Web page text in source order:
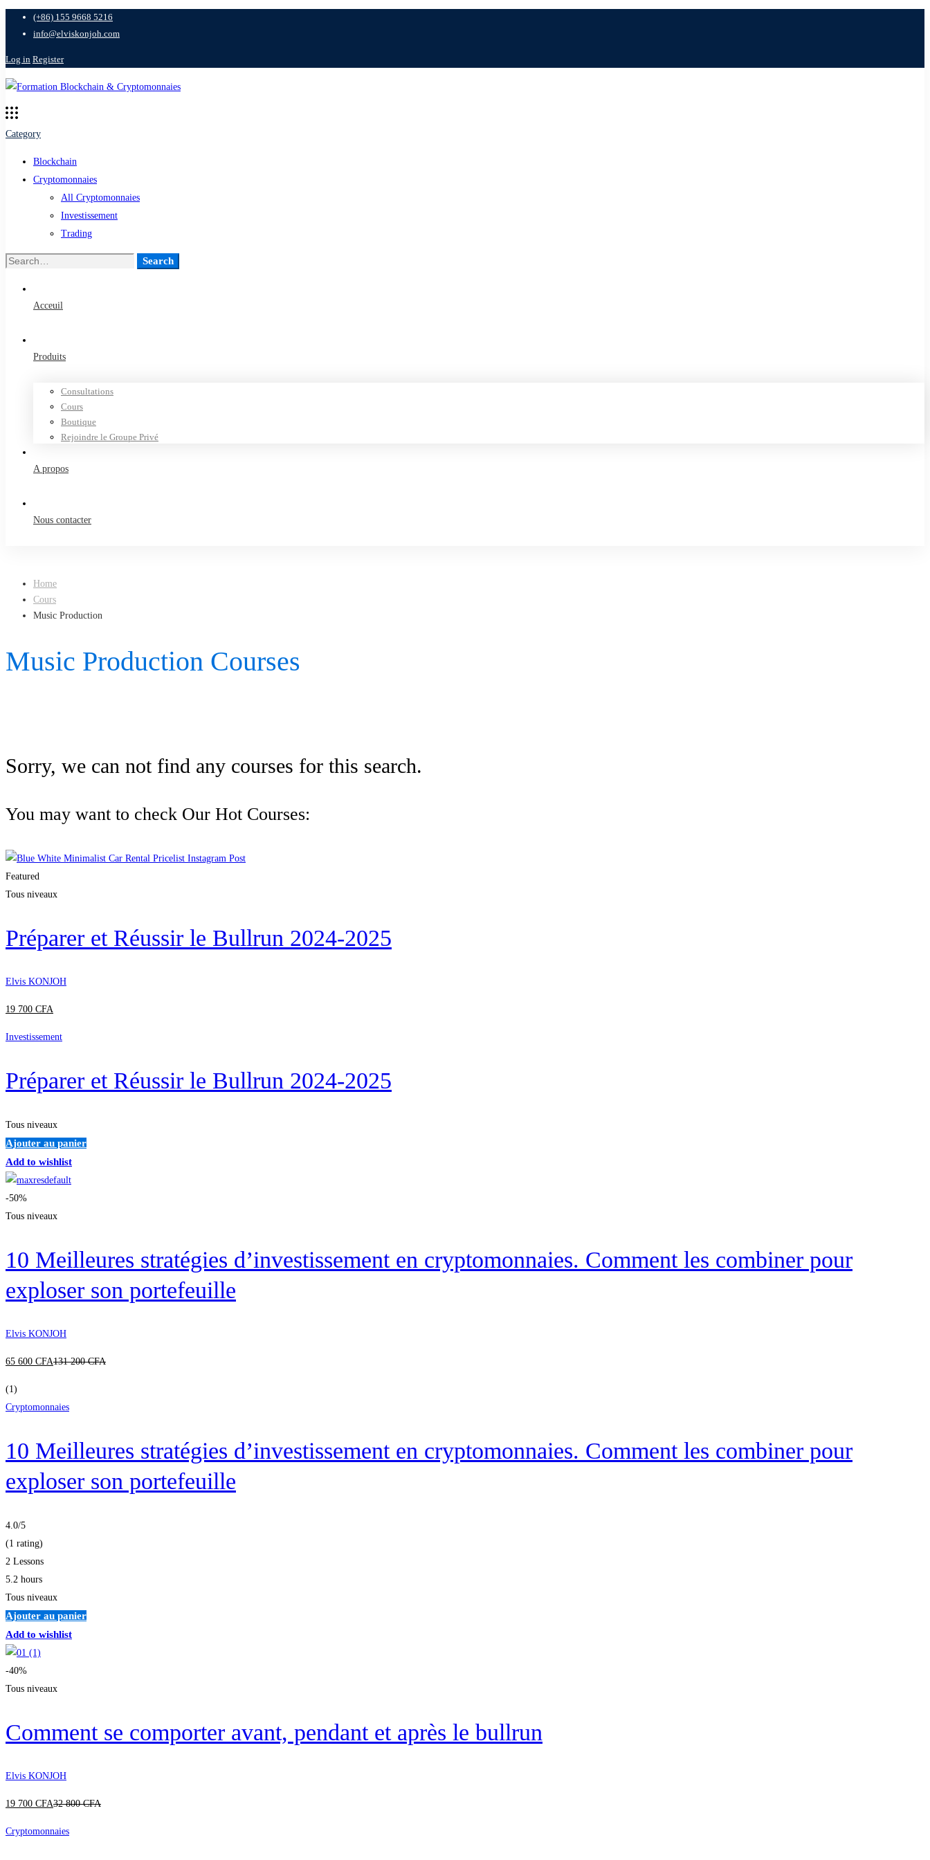
(+86) 155 9668 5216
info@elviskonjoh.com
Log in Register
Category
Blockchain
Cryptomonnaies
All Cryptomonnaies
Investissement
Trading
Search
Search
Acceuil
Produits
Consultations
Cours
Boutique
Rejoindre le Groupe Privé
A propos
Nous contacter
Home
Cours
Music Production
Music Production Courses
Sorry, we can not find any courses for this search.
You may want to check Our Hot Courses:
Featured
Tous niveaux
Préparer et Réussir le Bullrun 2024-2025
Elvis KONJOH
19 700 CFA
Investissement
Préparer et Réussir le Bullrun 2024-2025
Tous niveaux
Ajouter au panier
Add to wishlist
-50%
Tous niveaux
10 Meilleures stratégies d’investissement en cryptomonnaies. Comment les combiner pour
exploser son portefeuille
Elvis KONJOH
65 600 CFA131 200CFA
(1)
Cryptomonnaies
10 Meilleures stratégies d’investissement en cryptomonnaies. Comment les combiner pour
exploser son portefeuille
4.0/5
(1 rating)
2 Lessons
5.2 hours
Tous niveaux
Ajouter au panier
Add to wishlist
-40%
Tous niveaux
Comment se comporter avant, pendant et après le bullrun
Elvis KONJOH
19 700 CFA32 800CFA
Cryptomonnaies